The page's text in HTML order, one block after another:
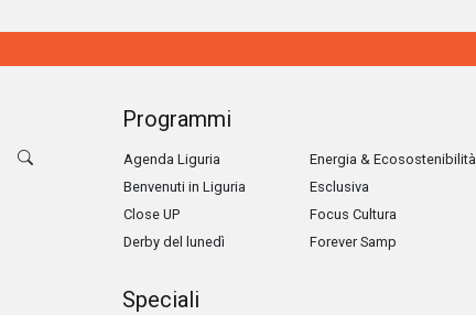
Programmi
Agenda Liguria
Benvenuti in Liguria
Close UP
Derby del lunedì
Energia & Ecosostenibilità
Esclusiva
Focus Cultura
Forever Samp
Speciali